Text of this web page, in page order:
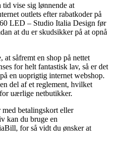
vise sig lønnende at
outlets efter rabatkoder på
LED – Studio Italia Design før
at du er skudsikker på at opnå
såfremt en shop på nettet
for helt fantastisk lav, så er det
en uoprigtig internet webshop.
del af et reglement, hvilket
uærlige netbutikker.
betalingskort eller
kan du bruge en
for så vidt du ønsker at